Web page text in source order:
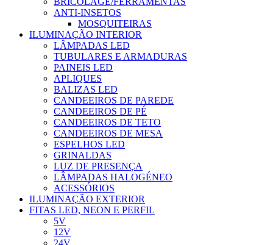
ANTI-INSETOS
MOSQUITEIRAS
ILUMINAÇÃO INTERIOR
LÂMPADAS LED
TUBULARES E ARMADURAS
PAINEIS LED
APLIQUES
BALIZAS LED
CANDEEIROS DE PAREDE
CANDEEIROS DE PÉ
CANDEEIROS DE TETO
CANDEEIROS DE MESA
ESPELHOS LED
GRINALDAS
LUZ DE PRESENÇA
LÂMPADAS HALOGÉNEO
ACESSÓRIOS
ILUMINAÇÃO EXTERIOR
FITAS LED, NEON E PERFIL
5V
12V
24V